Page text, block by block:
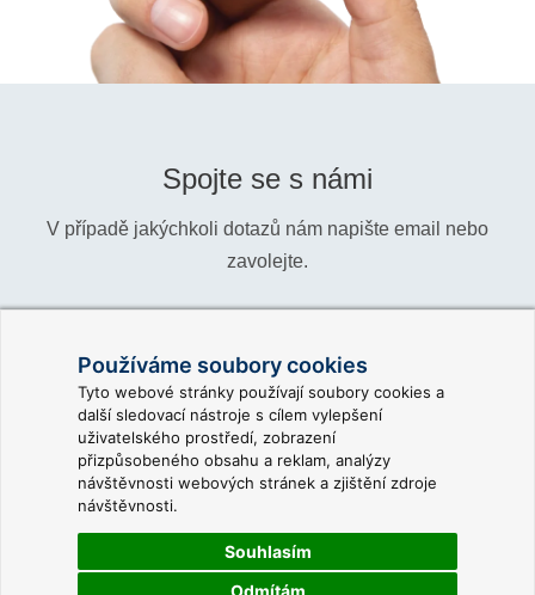
Používáme soubory cookies
Tyto webové stránky používají soubory cookies a
další sledovací nástroje s cílem vylepšení
uživatelského prostředí, zobrazení
přizpůsobeného obsahu a reklam, analýzy
návštěvnosti webových stránek a zjištění zdroje
návštěvnosti.
Souhlasím
Odmítám
Spojte se s námi
V případě jakýchkoli dotazů nám napište email nebo
zavolejte.
Informace:
Obchod:
Podpora:
info@reliance-scada.com
sales@reliance-scada.com
support@reliance-scada.com